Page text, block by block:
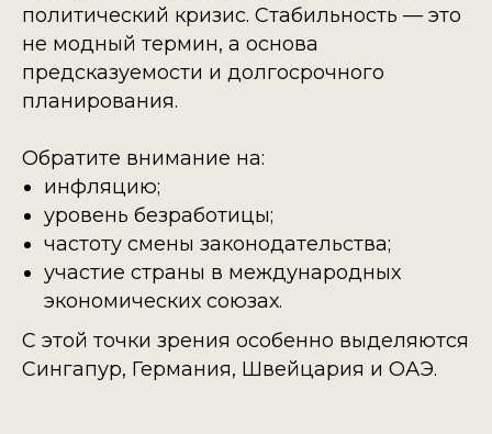
политический кризис. Стабильность — это
не модный термин, а основа
предсказуемости и долгосрочного
планирования.
Обратите внимание на:
инфляцию;
уровень безработицы;
частоту смены законодательства;
участие страны в международных
экономических союзах.
С этой точки зрения особенно выделяются
Сингапур, Германия, Швейцария и ОАЭ.